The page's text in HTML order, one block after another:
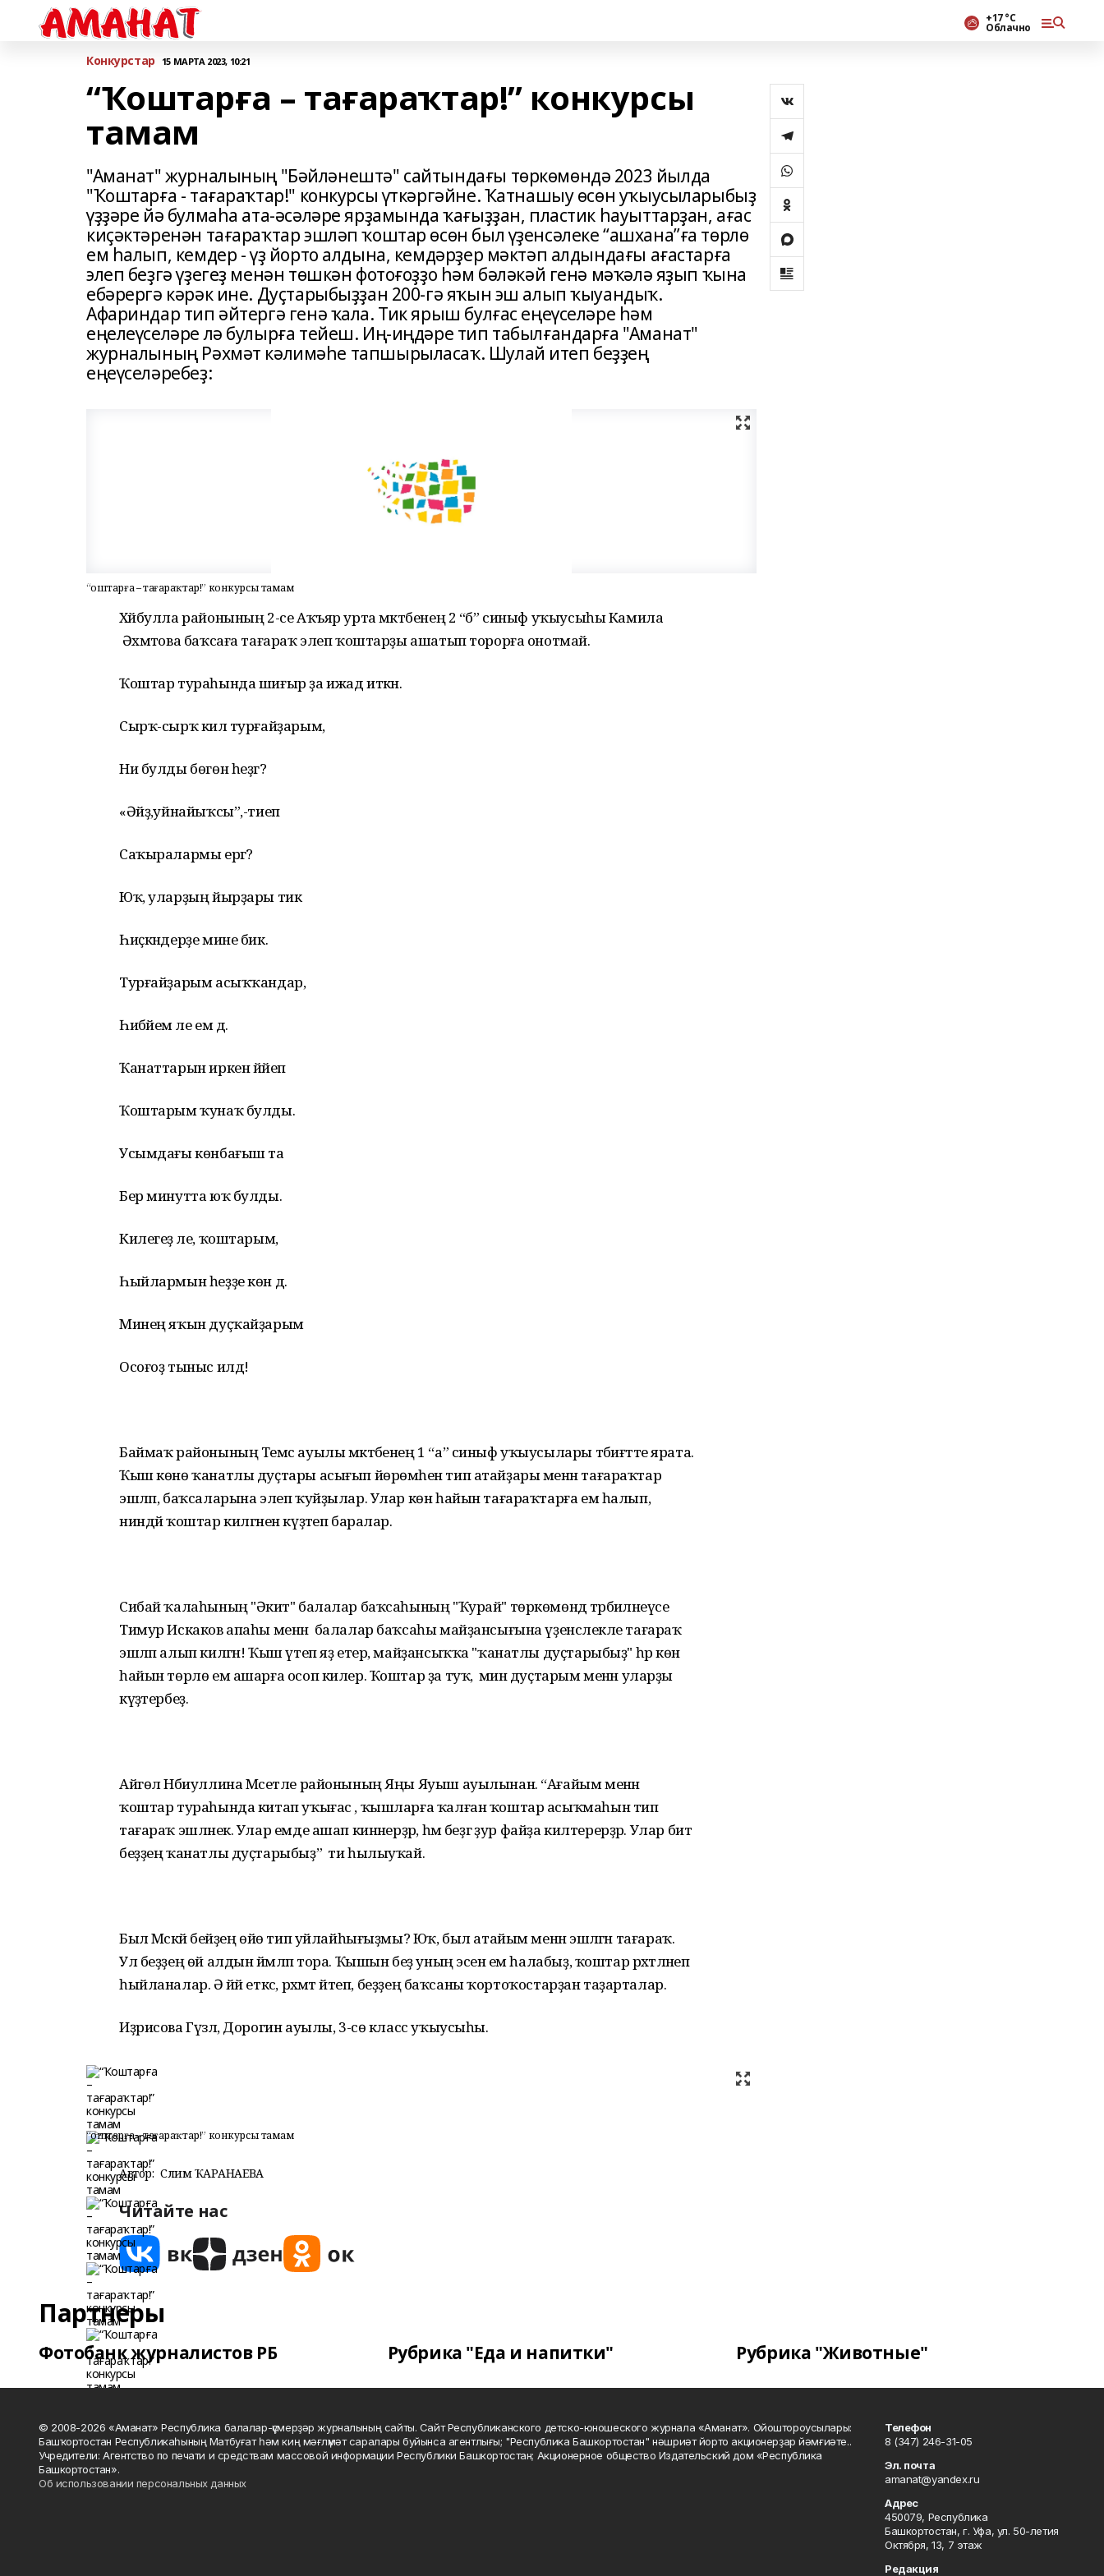
+17 °С
Облачно
Конкурстар 15 МАРТА 2023, 10:21
“Ҡоштарға – тағараҡтар!” конкурсы
тамам
"Аманат" журналының "Бәйләнештә" сайтындағы төркөмөндә 2023 йылда
"Ҡоштарға - тағараҡтар!" конкурсы үткәргәйне. Ҡатнашыу өсөн уҡыусыларыбыҙ
үҙҙәре йә булмаһа ата-әсәләре ярҙамында ҡағыҙҙан, пластик һауыттарҙан, ағас
киҫәктәренән тағараҡтар эшләп ҡоштар өсөн был үҙенсәлеке “ашхана”ға төрлө
ем һалып, кемдер - үҙ йорто алдына, кемдәрҙер мәктәп алдындағы ағастарға
элеп беҙгә үҙегеҙ менән төшкән фотоғоҙҙо һәм бәләкәй генә мәҡәлә яҙып ҡына
ебәрергә кәрәк ине. Дуҫтарыбыҙҙан 200-гә яҡын эш алып ҡыуандыҡ.
Афариндар тип әйтергә генә ҡала. Тик ярыш булғас еңеүселәре һәм
еңелеүселәре лә булырға тейеш. Иң-иңдәре тип табылғандарға "Аманат"
журналының Рәхмәт кәлимәһе тапшырыласаҡ. Шулай итеп беҙҙең
еңеүселәребеҙ:
“Ҡоштарға – тағараҡтар!” конкурсы тамам
Хәйбулла районының 2-се Аҡъяр урта мәктәбенең 2 “б” синыф уҡыусыһы Камила
Әхмәтова баҡсаға тағараҡ элеп ҡоштарҙы ашатып торорға онотмай.
Ҡоштар тураһында шиғыр ҙа ижад иткән.
Сырҡ-сырҡ килә турғайҙарым,
Ни булды бөгөн һеҙгә?
«Әйҙә,уйнайыҡсы”,-тиеп
Саҡыралармы ергә?
Юҡ, уларҙың йырҙары тик
Һиҫкәндерҙе мине бик.
Турғайҙарым асыҡҡандар,
Һибәйем әле ем дә.
Ҡанаттарын иркен йәйеп
Ҡоштарым ҡунаҡ булды.
Усымдағы көнбағыш та
Бер минутта юҡ булды.
Килегеҙ әле, ҡоштарым,
Һыйлармын һеҙҙе көн дә.
Минең яҡын дуҫҡайҙарым
Осоғоҙ тыныс илдә!
Баймаҡ районының Темәс ауылы мәктәбенең 1 “а” синыф уҡыусылары тәбиғәтте ярата.
Ҡыш көнө ҡанатлы дуҫтары асығып йөрөмәһен тип атайҙары менән тағараҡтар
эшләп, баҡсаларына элеп ҡуйҙылар. Улар көн һайын тағараҡтарға ем һалып,
ниндәй ҡоштар килгәнен күҙәтеп баралар.
Сибай ҡалаһының "Әкиәт" балалар баҡсаһының "Ҡурай" төркөмөндә тәрбиәләнеүсе
Тимур Искаков апаһы менән балалар баҡсаһы майҙансығына үҙенсәлекле тағараҡ
эшләп алып килгән! Ҡыш үтеп яҙ етер, майҙансыҡҡа "ҡанатлы дуҫтарыбыҙ" һәр көн
һайын төрлө ем ашарға осоп килер. Ҡоштар ҙа туҡ, ә мин дуҫтарым менән уларҙы
күҙәтербеҙ.
Айгөл Нәбиуллина Мәсетле районының Яңы Яуыш ауылынан. “Ағайым менән
ҡоштар тураһында китап уҡығас , ҡышларға ҡалған ҡоштар асыҡмаһын тип
тағараҡ эшләнек. Улар емде ашап кинәнерҙәр, һәм беҙгә ҙур файҙа килтерерҙәр. Улар бит
беҙҙең ҡанатлы дуҫтарыбыҙ” ти һылыуҡай.
Был Мәскәй әбейҙең өйө тип уйлайһығыҙмы? Юҡ, был атайым менән эшләгән тағараҡ.
Ул беҙҙең өй алдын йәмләп тора. Ҡышын беҙ уның эсенә ем һалабыҙ, ҡоштар рәхәтләнеп
һыйланалар. Ә йәй еткәс, рәхмәт әйтеп, беҙҙең баҡсаны ҡортоҡостарҙан таҙарталар.
Иҙрисова Гүзәл, Дорогин ауылы, 3-сө класс уҡыусыһы.
“Ҡоштарға – тағараҡтар!” конкурсы тамам
Автор: Сәлимә ҠАРАНАЕВА
Читайте нас
Партнеры
Фотобанк журналистов РБ Рубрика "Еда и напитки" Рубрика "Животные"
© 2008-2026 «Аманат» Республика балалар-үҫмерҙәр журналының сайты. Сайт Республиканского детско-юношеского журнала «Аманат». Ойоштороусылары:
Башҡортостан Республикаһының Матбуғат һәм киң мәғлүмәт саралары буйынса агентлығы; "Республика Башкортостан" нәшриәт йорто акционерҙар йәмғиәте..
Учредители: Агентство по печати и средствам массовой информации Республики Башкортостан; Акционерное общество Издательский дом «Республика
Башкортостан».
Об использовании персональных данных
Телефон
8 (347) 246-31-05
Эл. почта
amanat@yandex.ru
Адрес
450079, Республика
Башкортостан, г. Уфа, ул. 50-летия
Октября, 13, 7 этаж
Редакция